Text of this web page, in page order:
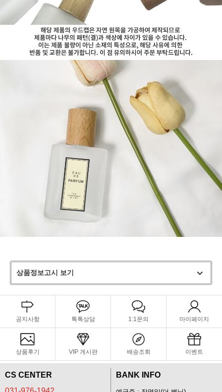
상품정보고시 보기
공지사항 톡톡상담 1:1문의 마이페이지
상품후기 VIP 게시판 배송조회 이벤트
CS CENTER
BANK INFO